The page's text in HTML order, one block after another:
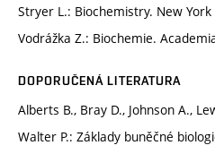
Stryer L.: Biochemistry. New York
Vodrážka Z.: Biochemie.
DOPORUČENÁ LITERATURA
Alberts B., Bray D., Johnson A.,
Walter P.: Základy buněčné